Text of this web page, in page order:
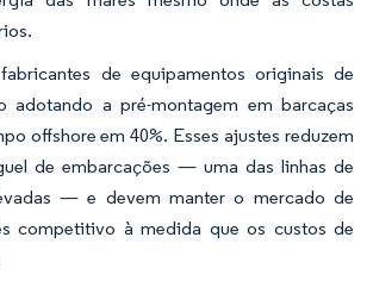
de equipamentos originais de
adotando a pré-montagem em barcaças
offshore em 40%. Esses ajustes reduzem
de embarcações — uma das linhas de
— e devem manter o mercado de
competitivo à medida que os custos de